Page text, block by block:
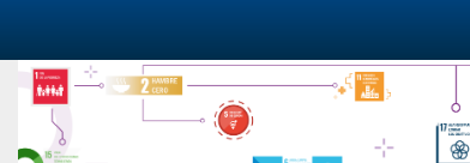
contenido
principal